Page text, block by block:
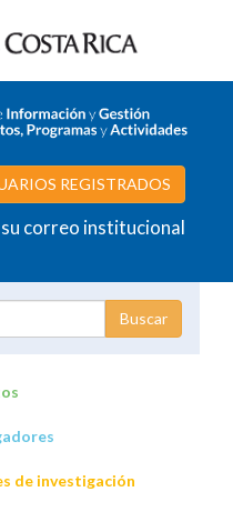
REGISTRADOS
correo institucional
de investigación